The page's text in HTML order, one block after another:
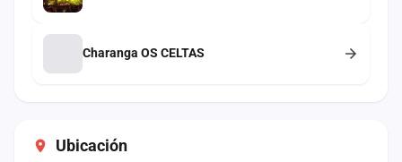
Ubicación
Charanga OS CELTAS